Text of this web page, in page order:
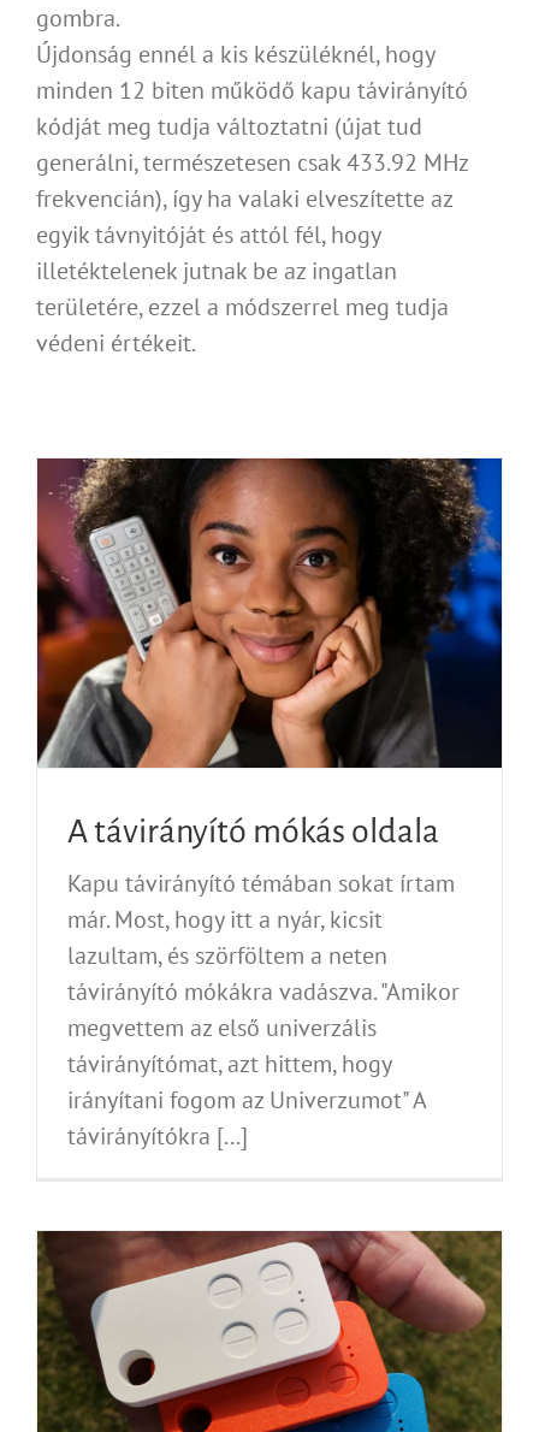
gombra.
Újdonság ennél a kis készüléknél, hogy
minden 12 biten működő kapu távirányító
kódját meg tudja változtatni (újat tud
generálni, természetesen csak 433.92 MHz
frekvencián), így ha valaki elveszítette az
egyik távnyitóját és attól fél, hogy
illetéktelenek jutnak be az ingatlan
területére, ezzel a módszerrel meg tudja
védeni értékeit.
A távirányító mókás oldala
Kapu távirányító témában sokat írtam
már. Most, hogy itt a nyár, kicsit
lazultam, és szörföltem a neten
távirányító mókákra vadászva. "Amikor
megvettem az első univerzális
távirányítómat, azt hittem, hogy
irányítani fogom az Univerzumot" A
távirányítókra [...]